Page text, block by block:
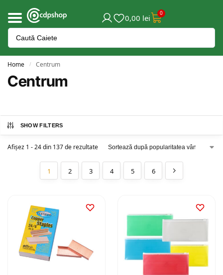
0,00 lei 0
Home / Centrum
Centrum
SHOW FILTERS
Afișez 1 - 24 din 137 de rezultate
1 2 3 4 5 6